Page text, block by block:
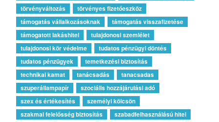
törvényváltozás
törvényes fizetőeszköz
támogatás vállalkozásoknak
támogatás visszafizetése
támogatott lakáshitel
tulajdonosi szemlélet
tulajdonosi kör védelme
tudatos pénzügyi döntés
tudatos pénzügyek
temetkezési biztosítás
technikai kamat
tanácsadás
tanacsadas
szuperállampapír
szociális hozzájárulási adó
szex és értékesítés
személyi kölcsön
szakmai felelősség biztosítás
szabadfelhasználású hitel